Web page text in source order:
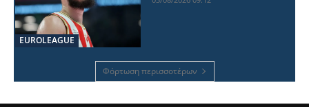
EUROLEAGUE
Φόρτωση περισσοτέρων